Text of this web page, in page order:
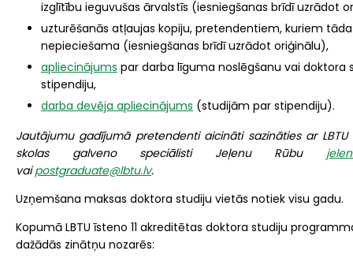
izglītību ieguvušas ārvalstīs (iesniegšanas brīdī uzrādot
uzturēšanās atļaujas kopiju, pretendentiem, kuriem tāda
nepieciešama (iesniegšanas brīdī uzrādot oriģinālu),
apliecinājums par darba līguma noslēgšanu vai doktora
stipendiju,
darba devēja apliecinājums (studijām par stipendiju).
Jautājumu gadījumā pretendenti aicināti sazināties ar LBTU
skolas galveno speciālisti Jeļenu Rūbu
vaipostgraduate@lbtu.lv.
Uzņemšana maksas doktora studiju vietās notiek visu gadu.
Kopumā LBTU īsteno 11 akreditētas doktora studiju
dažādās zinātņu nozarēs: